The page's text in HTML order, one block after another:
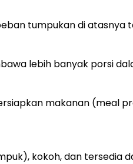
tumpukan di atasnya
lebih banyak porsi
makanan (meal
kokoh, dan tersedia